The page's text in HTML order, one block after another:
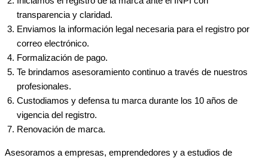
transparencia y claridad.
Enviamos la información legal necesaria para el registro por
correo electrónico.
Formalización de pago.
Te brindamos asesoramiento continuo a través de nuestros
profesionales.
Custodiamos y defensa tu marca durante los 10 años de
vigencia del registro.
Renovación de marca.
Asesoramos a empresas, emprendedores y a estudios de